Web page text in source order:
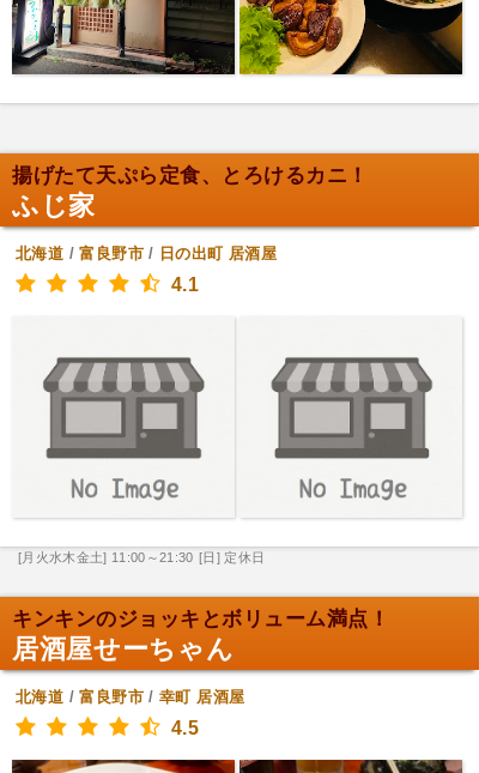
揚げたて天ぷら定食、とろけるカニ！
ふじ家
北海道 /富良野市/ 日の出町 居酒屋
4.1
[月火水木金土] 11:00～21:30 [日] 定休日
キンキンのジョッキとボリューム満点！
居酒屋せーちゃん
北海道 /富良野市/幸町 居酒屋
4.5